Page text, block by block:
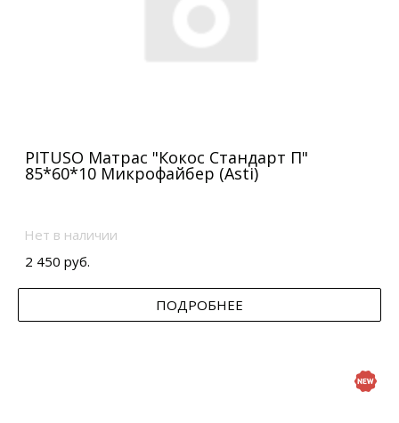
PITUSO Матрас "Кокос Стандарт П"
85*60*10 Микрофайбер (Asti)
Нет в наличии
2 450 руб.
ПОДРОБНЕЕ